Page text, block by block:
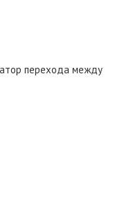
перехода между